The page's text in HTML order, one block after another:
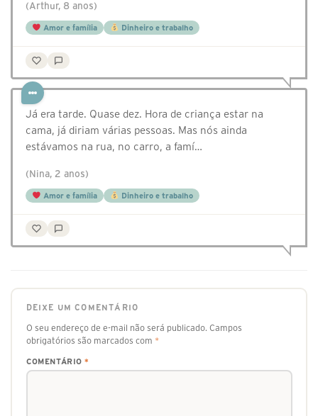
(Arthur, 8 anos)
Amor e família Dinheiro e trabalho
Já era tarde. Quase dez. Hora de criança estar na
cama, já diriam várias pessoas. Mas nós ainda
estávamos na rua, no carro, a famí…
(Nina, 2 anos)
Amor e família Dinheiro e trabalho
DEIXE UM COMENTÁRIO
O seu endereço de e-mail não será publicado. Campos
obrigatórios são marcados com *
COMENTÁRIO *